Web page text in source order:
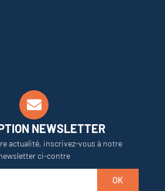
NEWSLETTER
actualité, inscrivez-vous à notre
ci-contre
OK